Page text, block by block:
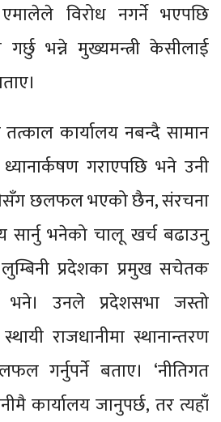
विरोध नगर्ने भएपछि
भन्ने मुख्यमन्त्री केसीलाई
कार्यालय नबन्दै सामान
ध्यानार्कषण गराएपछि भने उनी
छलफल भएको छैन, संरचना
सार्नु भनेको चालू खर्च बढाउनु
लुम्बिनी प्रदेशका प्रमुख सचेतक
उनले प्रदेशसभा जस्तो
राजधानीमा स्थानान्तरण
गर्नुपर्ने बताए। ‘नीतिगत
कार्यालय जानुपर्छ, तर त्यहाँ